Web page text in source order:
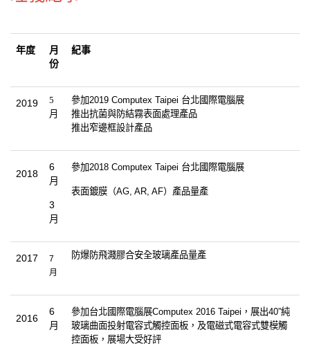
年度
月
份
紀事
2019
5
月
參加2019 Computex Taipei 台北國際電腦展
推出抗菌與防結霧表面處理產品
推出窄邊框設計產品
2018
6
月
3
月
參加2018 Computex Taipei 台北國際電腦展
表面鍍膜（AG, AR, AF）產品量產
2017
7
月
防爆防飛濺膠合安全玻璃產品量產
2016
6
月
參加台北國際電腦展Computex 2016 Taipei ，展出40”純
玻璃曲面投射電容式觸控面板，及電磁式電容式雙模觸
控面板，展場大受好評